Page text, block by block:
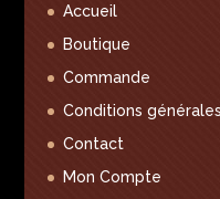
Accueil
Boutique
Commande
Conditions
Contact
Mon Compte